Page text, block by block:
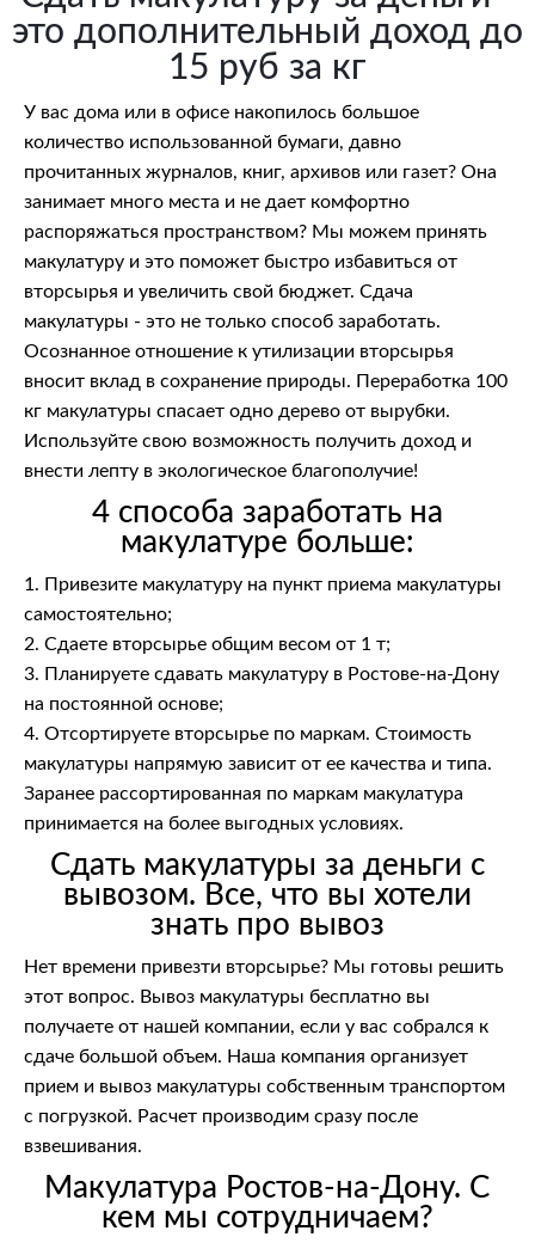
это дополнительный доход до
15 руб за кг
У вас дома или в офисе накопилось большое
количество использованной бумаги, давно
прочитанных журналов, книг, архивов или газет? Она
занимает много места и не дает комфортно
распоряжаться пространством? Мы можем принять
макулатуру и это поможет быстро избавиться от
вторсырья и увеличить свой бюджет. Сдача
макулатуры - это не только способ заработать.
Осознанное отношение к утилизации вторсырья
вносит вклад в сохранение природы. Переработка 100
кг макулатуры спасает одно дерево от вырубки.
Используйте свою возможность получить доход и
внести лепту в экологическое благополучие!
4 способа заработать на
макулатуре больше:
1. Привезите макулатуру на пункт приема макулатуры
самостоятельно;
2. Сдаете вторсырье общим весом от 1 т;
3. Планируете сдавать макулатуру в Ростове-на-Дону
на постоянной основе;
4. Отсортируете вторсырье по маркам. Стоимость
макулатуры напрямую зависит от ее качества и типа.
Заранее рассортированная по маркам макулатура
принимается на более выгодных условиях.
Сдать макулатуры за деньги с
вывозом. Все, что вы хотели
знать про вывоз
Нет времени привезти вторсырье? Мы готовы решить
этот вопрос. Вывоз макулатуры бесплатно вы
получаете от нашей компании, если у вас собрался к
сдаче большой объем. Наша компания организует
прием и вывоз макулатуры собственным транспортом
с погрузкой. Расчет производим сразу после
взвешивания.
Макулатура Ростов-на-Дону. С
кем мы сотрудничаем?